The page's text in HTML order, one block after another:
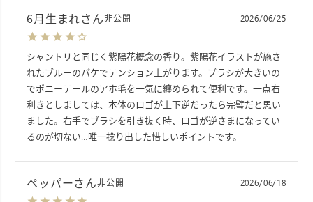
6月生まれ 非公開 2026/06/25
シャントリと同じく紫陽花概念の香り。紫陽花イラストが施さ
れたブルーのパケでテンション上がります。ブラシが大きいの
でポニーテールのアホ毛を一気に纏められて便利です。一点右
利きとしましては、本体のロゴが上下逆だったら完璧だと思い
ました。右手でブラシを引き抜く時、ロゴが逆さまになってい
るのが切ない…唯一捻り出した惜しいポイントです。
ペッパー 非公開 2026/06/18